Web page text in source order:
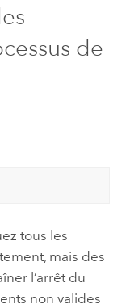
de
tous les
mais des
l’arrêt du
non valides